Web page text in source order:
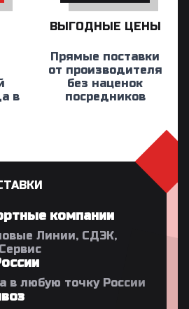
в
ВЫГОДНЫЕ ЦЕНЫ
Прямые поставки
от производителя
без наценок
посредников
компании
Линии, СДЭК,
в любую точку России